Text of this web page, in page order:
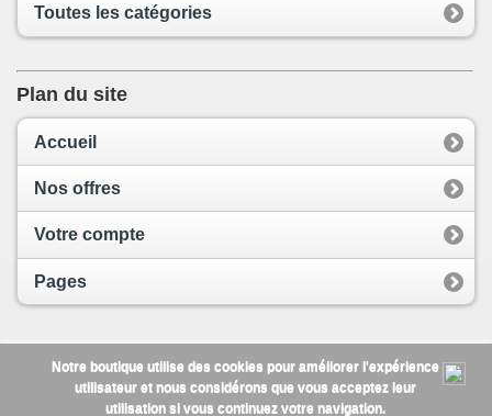
Notre boutique utilise des cookies pour améliorer l'expérience
utilisateur et nous considérons que vous acceptez leur
utilisation si vous continuez votre navigation.
Toutes les catégories
Plan du site
Accueil
Nos offres
Votre compte
Pages
Discount Couteau
Conditions générales de